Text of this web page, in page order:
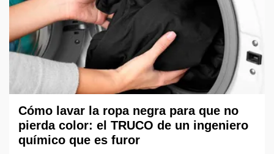
Cómo lavar la ropa negra para que no
pierda color: el TRUCO de un ingeniero
químico que es furor